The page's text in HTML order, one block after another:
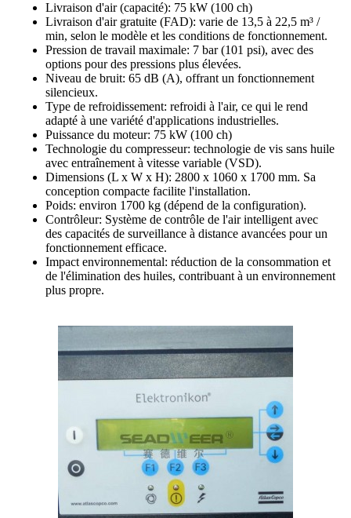
Livraison d'air (capacité): 75 kW (100 ch)
Livraison d'air gratuite (FAD): varie de 13,5 à 22,5 m³ /
min, selon le modèle et les conditions de fonctionnement.
Pression de travail maximale: 7 bar (101 psi), avec des
options pour des pressions plus élevées.
Niveau de bruit: 65 dB (A), offrant un fonctionnement
silencieux.
Type de refroidissement: refroidi à l'air, ce qui le rend
adapté à une variété d'applications industrielles.
Puissance du moteur: 75 kW (100 ch)
Technologie du compresseur: technologie de vis sans huile
avec entraînement à vitesse variable (VSD).
Dimensions (L x W x H): 2800 x 1060 x 1700 mm. Sa
conception compacte facilite l'installation.
Poids: environ 1700 kg (dépend de la configuration).
Contrôleur: Système de contrôle de l'air intelligent avec
des capacités de surveillance à distance avancées pour un
fonctionnement efficace.
Impact environnemental: réduction de la consommation et
de l'élimination des huiles, contribuant à un environnement
plus propre.